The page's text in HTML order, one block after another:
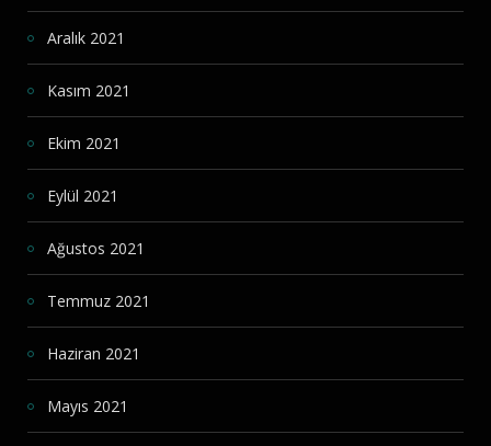
Aralık 2021
Kasım 2021
Ekim 2021
Eylül 2021
Ağustos 2021
Temmuz 2021
Haziran 2021
Mayıs 2021